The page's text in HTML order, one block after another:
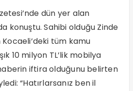
dün yer alan
konuştu. Sahibi olduğu Zinde
Kocaeli’deki tüm kamu
10 milyon TL’lik mobilya
iftira olduğunu belirten
“Hatırlarsanız ben il